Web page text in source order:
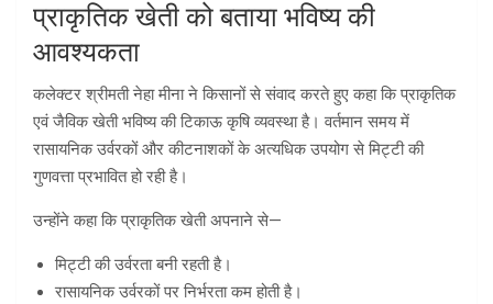
प्राकृतिक खेती को बताया भविष्य की
आवश्यकता
कलेक्टर श्रीमती नेहा मीना ने किसानों से संवाद करते हुए कहा कि प्राकृतिक
एवं जैविक खेती भविष्य की टिकाऊ कृषि व्यवस्था है। वर्तमान समय में
रासायनिक उर्वरकों और कीटनाशकों के अत्यधिक उपयोग से मिट्टी की
गुणवत्ता प्रभावित हो रही है।
उन्होंने कहा कि प्राकृतिक खेती अपनाने से—
मिट्टी की उर्वरता बनी रहती है।
रासायनिक उर्वरकों पर निर्भरता कम होती है।